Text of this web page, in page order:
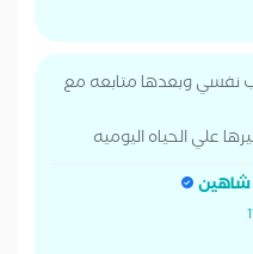
نفسي وبعدها متابعه مع
علي الحياه اليوميه
شاهين